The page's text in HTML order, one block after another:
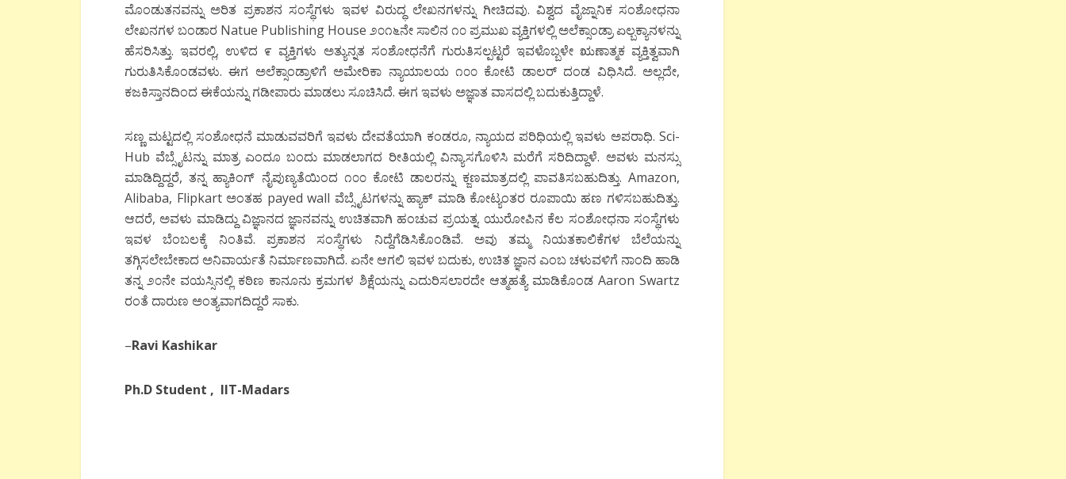
ಮೊಂಡುತನವನ್ನು ಅರಿತ ಪ್ರಕಾಶನ ಸಂಸ್ಥೆಗಳು ಇವಳ ವಿರುದ್ಧ ಲೇಖನಗಳನ್ನು ಗೀಚಿದವು. ವಿಶ್ವದ ವೈಜ್ನಾನಿಕ ಸಂಶೋಧನಾ
ಲೇಖನಗಳ ಬಂಡಾರ Natue Publishing House ೨೦೧೬ನೇ ಸಾಲಿನ ೧೦ ಪ್ರಮುಖ ವ್ಯಕ್ತಿಗಳಲ್ಲಿ ಅಲೆಕ್ಸಾಂಡ್ರಾ ಏಲ್ಬಕ್ಯಾನಳನ್ನು
ಹೆಸರಿಸಿತ್ತು. ಇವರಲ್ಲಿ, ಉಳಿದ ೯ ವ್ಯಕ್ತಿಗಳು ಅತ್ಯುನ್ನತ ಸಂಶೋಧನೆಗೆ ಗುರುತಿಸಲ್ಪಟ್ಟರೆ ಇವಳೊಬ್ಬಳೇ ಋಣಾತ್ಮಕ ವ್ಯಕ್ತಿತ್ವವಾಗಿ
ಗುರುತಿಸಿಕೊಂಡವಳು. ಈಗ ಅಲೆಕ್ಸಾಂಡ್ರಾಳಿಗೆ ಅಮೇರಿಕಾ ನ್ಯಾಯಾಲಯ ೧೦೦ ಕೋಟಿ ಡಾಲರ್ ದಂಡ ವಿಧಿಸಿದೆ. ಅಲ್ಲದೇ,
ಕಜಕಿಸ್ತಾನದಿಂದ ಈಕೆಯನ್ನು ಗಡೀಪಾರು ಮಾಡಲು ಸೂಚಿಸಿದೆ. ಈಗ ಇವಳು ಅಜ್ಞಾತ ವಾಸದಲ್ಲಿ ಬದುಕುತ್ತಿದ್ದಾಳೆ.
ಸಣ್ಣ ಮಟ್ಟದಲ್ಲಿ ಸಂಶೋಧನೆ ಮಾಡುವವರಿಗೆ ಇವಳು ದೇವತೆಯಾಗಿ ಕಂಡರೂ, ನ್ಯಾಯದ ಪರಿಧಿಯಲ್ಲಿ ಇವಳು ಅಪರಾಧಿ. Sci-
Hub ವೆಬ್ಸೈಟನ್ನು ಮಾತ್ರ ಎಂದೂ ಬಂದು ಮಾಡಲಾಗದ ರೀತಿಯಲ್ಲಿ ವಿನ್ಯಾಸಗೊಳಿಸಿ ಮರೆಗೆ ಸರಿದಿದ್ದಾಳೆ. ಅವಳು ಮನಸ್ಸು
ಮಾಡಿದ್ದಿದ್ದರೆ, ತನ್ನ ಹ್ಯಾಕಿಂಗ್ ನೈಪುಣ್ಯತೆಯಿಂದ ೧೦೦ ಕೋಟಿ ಡಾಲರನ್ನು ಕ್ಜಣಮಾತ್ರದಲ್ಲಿ ಪಾವತಿಸಬಹುದಿತ್ತು. Amazon,
Alibaba, Flipkart ಅಂತಹ payed wall ವೆಬ್ಸೈಟಗಳನ್ನು ಹ್ಯಾಕ್ ಮಾಡಿ ಕೋಟ್ಯಂತರ ರೂಪಾಯಿ ಹಣ ಗಳಿಸಬಹುದಿತ್ತು.
ಆದರೆ, ಅವಳು ಮಾಡಿದ್ದು ವಿಜ್ಞಾನದ ಜ್ಞಾನವನ್ನು ಉಚಿತವಾಗಿ ಹಂಚುವ ಪ್ರಯತ್ನ. ಯುರೋಪಿನ ಕೆಲ ಸಂಶೋಧನಾ ಸಂಸ್ಥೆಗಳು
ಇವಳ ಬೆಂಬಲಕ್ಕೆ ನಿಂತಿವೆ. ಪ್ರಕಾಶನ ಸಂಸ್ಥೆಗಳು ನಿದ್ದೆಗೆಡಿಸಿಕೊಂಡಿವೆ. ಅವು ತಮ್ಮ ನಿಯತಕಾಲಿಕೆಗಳ ಬೆಲೆಯನ್ನು
ತಗ್ಗಿಸಲೇಬೇಕಾದ ಅನಿವಾರ್ಯತೆ ನಿರ್ಮಾಣವಾಗಿದೆ. ಏನೇ ಆಗಲಿ ಇವಳ ಬದುಕು, ಉಚಿತ ಜ್ಞಾನ ಎಂಬ ಚಳುವಳಿಗೆ ನಾಂದಿ ಹಾಡಿ
ತನ್ನ ೨೦ನೇ ವಯಸ್ಸಿನಲ್ಲಿ ಕಠಿಣ ಕಾನೂನು ಕ್ರಮಗಳ ಶಿಕ್ಷೆಯನ್ನು ಎದುರಿಸಲಾರದೇ ಆತ್ಮಹತ್ಯೆ ಮಾಡಿಕೊಂಡ Aaron Swartz
ರಂತೆ ದಾರುಣ ಅಂತ್ಯವಾಗದಿದ್ದರೆ ಸಾಕು.
–Ravi Kashikar
Ph.D Student , IIT-Madars